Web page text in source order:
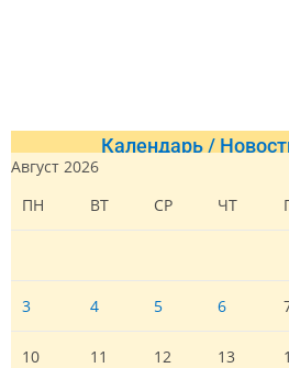
Календарь /
Август 2026
ПН
ВТ СР ЧТ
3 4 5 6
10 11 12 13